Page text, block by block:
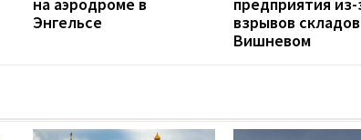
Энгельсе
взрывов
Вишневом